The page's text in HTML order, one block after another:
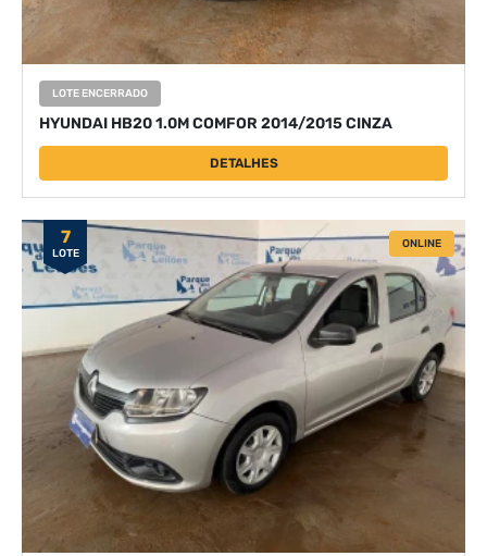
LOTE ENCERRADO
HYUNDAI HB20 1.0M COMFOR 2014/2015 CINZA
DETALHES
7
LOTE
ONLINE